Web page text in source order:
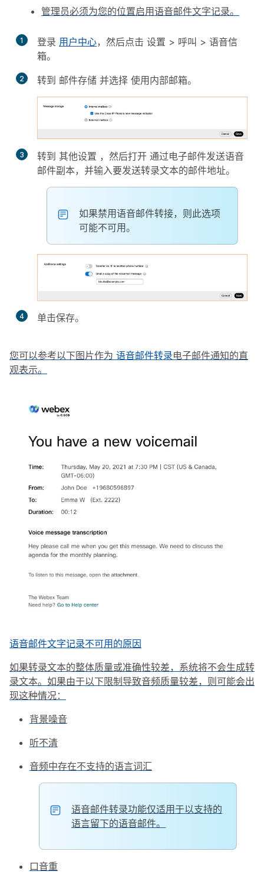
管理员必须为您的位置启用语音邮件文字记录。
1 登录 用户中心，然后点击 设置 > 呼叫 > 语音信
箱。
2 转到 邮件存储 并选择 使用内部邮箱。
3 转到 其他设置 ，然后打开 通过电子邮件发送语音
邮件副本，并输入要发送转录文本的邮件地址。
如果禁用语音邮件转接，则此选项
可能不可用。
4 单击保存。
您可以参考以下图片作为 语音邮件转录电子邮件通知的直
观表示。
语音邮件文字记录不可用的原因
如果转录文本的整体质量或准确性较差，系统将不会生成转
录文本。如果由于以下限制导致音频质量较差，则可能会出
现这种情况：
背景噪音
听不清
音频中存在不支持的语言词汇
语音邮件转录功能仅适用于以支持的
语言留下的语音邮件。
口音重